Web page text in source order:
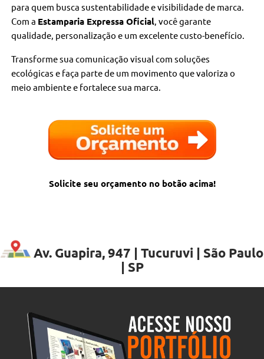
para quem busca sustentabilidade e visibilidade de marca.
Com a Estamparia Expressa Oficial, você garante
qualidade, personalização e um excelente custo-benefício.
Transforme sua comunicação visual com soluções
ecológicas e faça parte de um movimento que valoriza o
meio ambiente e fortalece sua marca.
Solicite seu orçamento no botão acima!
Av. Guapira, 947 | Tucuruvi | São Paulo
| SP